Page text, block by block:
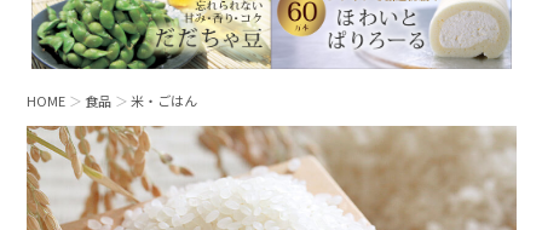
HOME 食品 米・ごはん